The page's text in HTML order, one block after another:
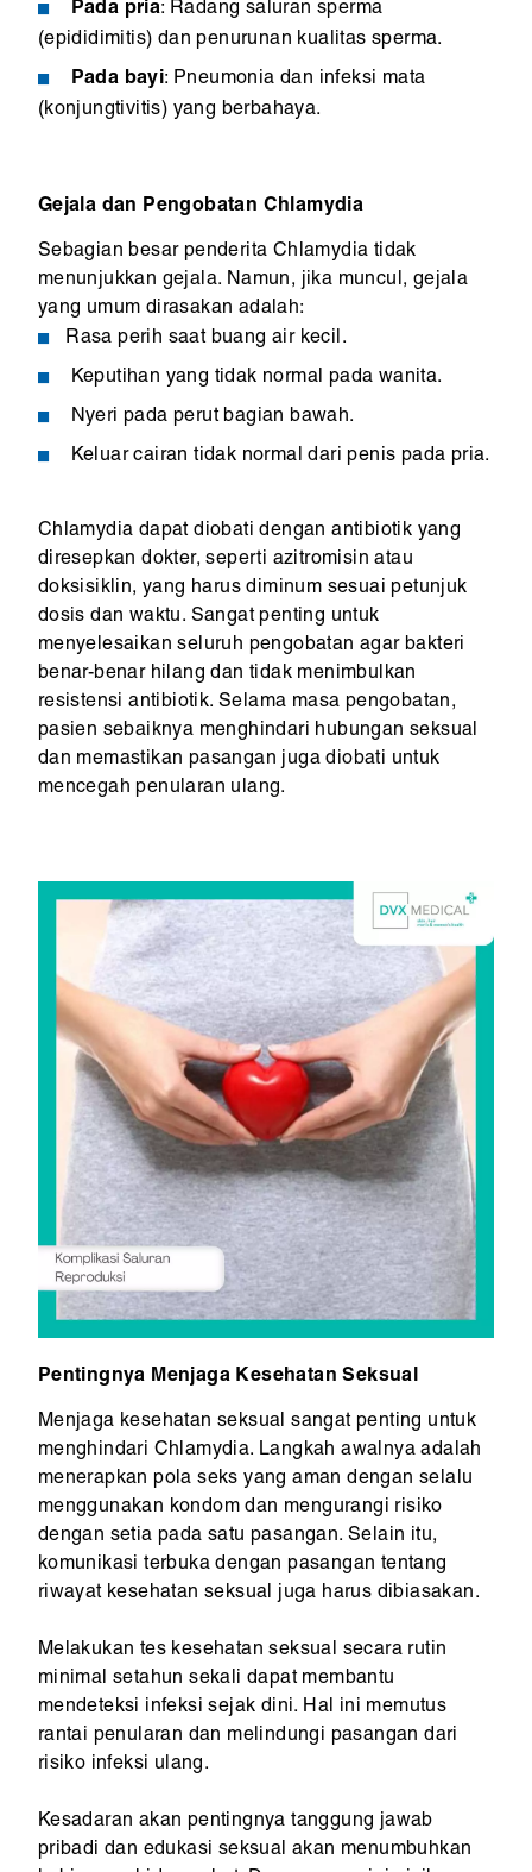
Pada pria: Radang saluran sperma
(epididimitis) dan penurunan kualitas sperma.
Pada bayi: Pneumonia dan infeksi mata
(konjungtivitis) yang berbahaya.
Gejala dan Pengobatan Chlamydia
Sebagian besar penderita Chlamydia tidak
menunjukkan gejala. Namun, jika muncul, gejala
yang umum dirasakan adalah:
Rasa perih saat buang air kecil.
Keputihan yang tidak normal pada wanita.
Nyeri pada perut bagian bawah.
Keluar cairan tidak normal dari penis pada pria.
Chlamydia dapat diobati dengan antibiotik yang
diresepkan dokter, seperti azitromisin atau
doksisiklin, yang harus diminum sesuai petunjuk
dosis dan waktu. Sangat penting untuk
menyelesaikan seluruh pengobatan agar bakteri
benar-benar hilang dan tidak menimbulkan
resistensi antibiotik. Selama masa pengobatan,
pasien sebaiknya menghindari hubungan seksual
dan memastikan pasangan juga diobati untuk
mencegah penularan ulang.
Pentingnya Menjaga Kesehatan Seksual
Menjaga kesehatan seksual sangat penting untuk
menghindari Chlamydia. Langkah awalnya adalah
menerapkan pola seks yang aman dengan selalu
menggunakan kondom dan mengurangi risiko
dengan setia pada satu pasangan. Selain itu,
komunikasi terbuka dengan pasangan tentang
riwayat kesehatan seksual juga harus dibiasakan.
Melakukan tes kesehatan seksual secara rutin
minimal setahun sekali dapat membantu
mendeteksi infeksi sejak dini. Hal ini memutus
rantai penularan dan melindungi pasangan dari
risiko infeksi ulang.
Kesadaran akan pentingnya tanggung jawab
pribadi dan edukasi seksual akan menumbuhkan